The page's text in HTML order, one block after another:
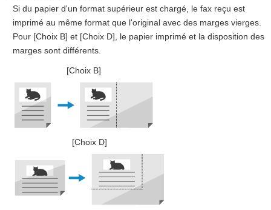
Si du papier d'un format supérieur est chargé, le fax reçu est
imprimé au même format que l'original avec des marges vierges.
Pour [Choix B] et [Choix D], le papier imprimé et la disposition des
marges sont différents.
[Choix B]
[Choix D]